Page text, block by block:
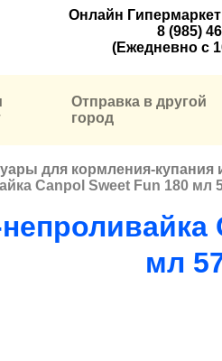
Онлайн
8 (985)
(Ежедневно с
Отправка в другой
город
для кормления-купания
Canpol Sweet Fun 180 мл
мл